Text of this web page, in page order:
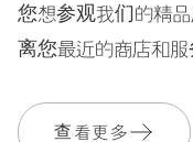
您想参观我们的精
离您最近的商店和服
查看更多